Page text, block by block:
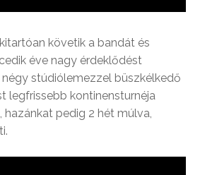
követik a bandát és
éve nagy érdeklődést
stúdiólemezzel büszkélkedő
legfrissebb kontinensturnéja
hazánkat pedig 2 hét múlva,